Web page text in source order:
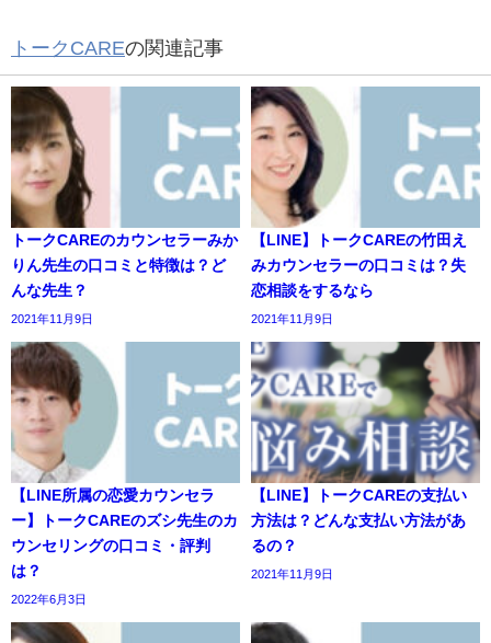
トークCAREの関連記事
トークCAREのカウンセラーみか
りん先生の口コミと特徴は？ど
んな先生？
2021年11月9日
【LINE】トークCAREの竹田え
みカウンセラーの口コミは？失
恋相談をするなら
2021年11月9日
【LINE所属の恋愛カウンセラ
ー】トークCAREのズシ先生のカ
ウンセリングの口コミ・評判
は？
2022年6月3日
【LINE】トークCAREの支払い
方法は？どんな支払い方法があ
るの？
2021年11月9日